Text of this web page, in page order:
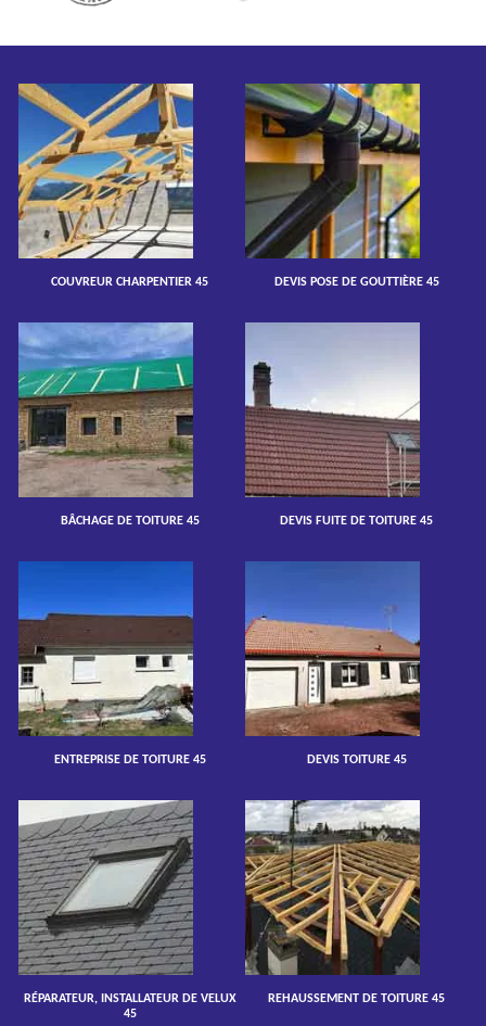
COUVREUR CHARPENTIER 45 DEVIS POSE DE GOUTTIÈRE 45
BÂCHAGE DE TOITURE 45 DEVIS FUITE DE TOITURE 45
ENTREPRISE DE TOITURE 45 DEVIS TOITURE 45
RÉPARATEUR, INSTALLATEUR DE VELUX
45
REHAUSSEMENT DE TOITURE 45